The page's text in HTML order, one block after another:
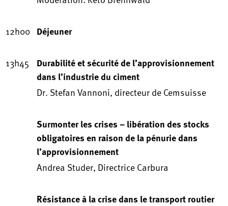
12h00 Déjeuner
13h45
Durabilité et sécurité de l’approvisionnement
dans l’industrie du ciment
Dr. Stefan Vannoni, directeur de Cemsuisse
Surmonter les crises – libération des stocks
obligatoires en raison de la pénurie dans
l’approvisionnement
Andrea Studer, Directrice Carbura
Résistance à la crise dans le transport routier